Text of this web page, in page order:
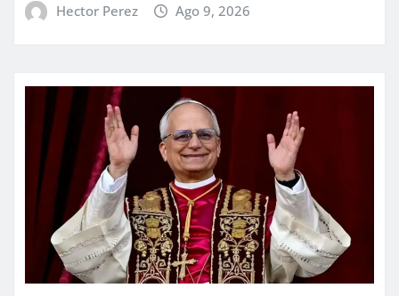
Hector Perez Ago 9, 2026